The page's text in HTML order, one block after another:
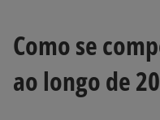
Como se
ao longo de